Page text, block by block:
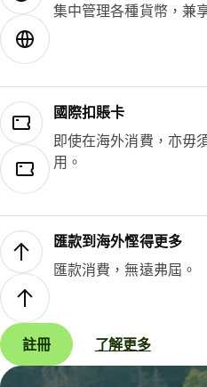
集中管理各種貨幣，兼
國際扣賬卡
即使在海外消費，亦毋
用。
匯款到海外慳得更多
匯款消費，無遠弗屆。
註冊 了解更多